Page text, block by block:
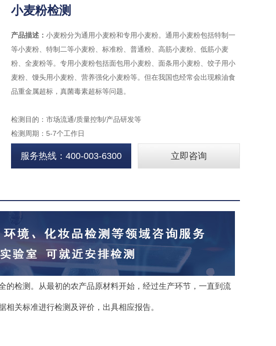
小麦粉检测
产品描述： 小麦粉分为通用小麦粉和专用小麦粉。通用小麦粉包括特制一
等小麦粉、特制二等小麦粉、标准粉、普通粉、高筋小麦粉、低筋小麦
粉、全麦粉等。专用小麦粉包括面包用小麦粉、面条用小麦粉、饺子用小
麦粉、馒头用小麦粉、营养强化小麦粉等。但在我国也经常会出现粮油食
品重金属超标，真菌毒素超标等问题。
检测目的：市场流通/质量控制/产品研发等
检测周期：5-7个工作日
服务热线：400-003-6300 立即咨询
检测。从最初的农产品原材料开始，经过生产环节，一直到流
关标准进行检测及评价，出具相应报告。